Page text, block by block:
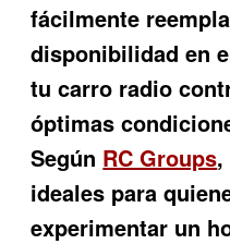
fácilmente
disponibilidad en
tu carro radio
óptimas
Según RC Groups,
ideales para
experimentar un